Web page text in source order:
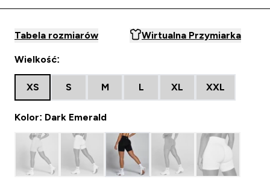
Tabela rozmiarów Wirtualna Przymiarka
Wielkość:
XS S M L XL XXL
Kolor: Dark Emerald